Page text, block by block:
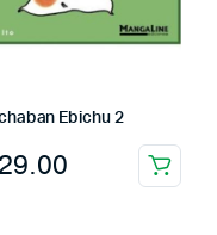
Ebichu 2